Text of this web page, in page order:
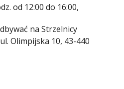
od 12:00 do 16:00,
na Strzelnicy
Olimpijska 10, 43-440